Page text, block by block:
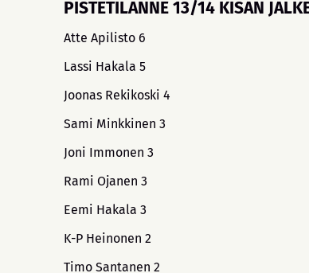
PISTETILANNE 13/14 KISAN
Atte Apilisto 6
Lassi Hakala 5
Joonas Rekikoski 4
Sami Minkkinen 3
Joni Immonen 3
Rami Ojanen 3
Eemi Hakala 3
K-P Heinonen 2
Timo Santanen 2